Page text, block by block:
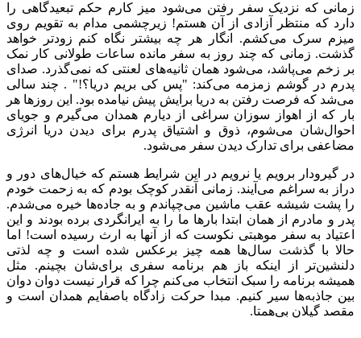
زمانی که نزدیک سفر رفتن می‌شود میز کارم حکم تبعیدگاهی را
دارد که منتظر آزادی از آن هستم! زیرچشمی مدام به تقویم روی
میزم سرک می‌کشم. انگار هر چه بیشتر نگاه کنم زودتر خواهد
گذشت. زمانی که چند روز به سفر مانده ساعات طولانی کار نمک
بر زخم می‌پاشد، می‌شود همان ثانیه‌های لعنتی که نمی‌گذرد. صدای
پدرم در گوشم زمزمه می‌کند: "پس کی بریم دریا؟!" . چند سالی
می‌شد که فرصت رفتن به دریا برایش پیش نیامده بود. این روزها هر
بار که از اهواز سوزان سراغی از دیارم همدان می‌گیرم و جویای
احوال‌شان می‌شوم، ذوق و اشتیاق پدرم برای دیدن دریا انرژی
مضاعفی برای تدارک دیدن سفر می‌شود.
در گیرودار برویم یا نرویم در این شرایط هستم که خیال‌های دور و
دراز به سراغم می‌آیند. زمانی آنقدر کوچک بودم که به زحمت خودم
را پشت شیشه عقب ماشین می‌چپاندم و به جاده‌ها خیره می‌شدم.
پدر و مادرم از همان ابتدا بارها ما را به ایرانگردی برده بودند و این
اعتیاد به سفر موهبتی نکوست که از آنها به ارث رسیده است! اما
حالا با گذشت سال‌ها همه چیز برعکس شده است و چه لذتی
دلنشین‌تر از اینکه باز هم برنامه سفری برای‌شان بچینم. مثل
همیشه برنامه را سبک انتخاب می‌کنم چرا که قرار نیست دوان دوان
بین جاذبه‌ها سیر کنیم. مبدا حرکت زادگاه باصفایم همدان است و
مقصد گیلان بی‌همتا.